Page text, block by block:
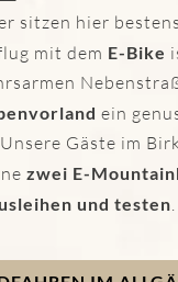
sitzen hier
mit dem E-Bike
ein
Gäste im
zwei E-
und testen